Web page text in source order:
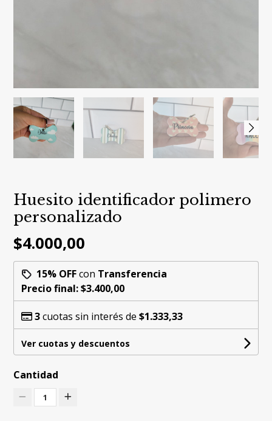
Huesito identificador polimero
personalizado
$4.000,00
15% OFFcon Transferencia
Precio final:$3.400,00
3cuotas sin interés de$1.333,33
Ver cuotas y descuentos
Cantidad
1